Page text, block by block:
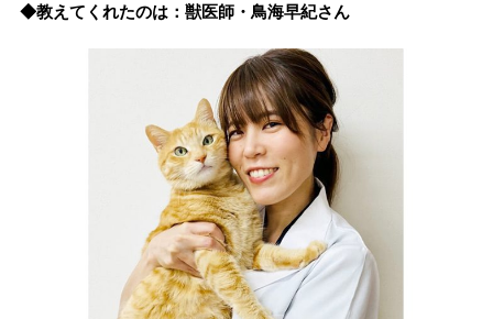
◆教えてくれたのは：獣医師・鳥海早紀さん